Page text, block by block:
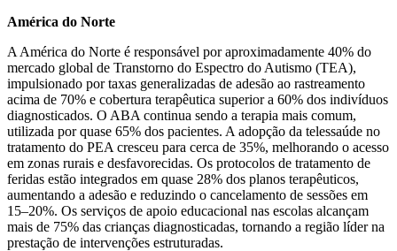
América do Norte
A América do Norte é responsável por aproximadamente 40% do
mercado global de Transtorno do Espectro do Autismo (TEA),
impulsionado por taxas generalizadas de adesão ao rastreamento
acima de 70% e cobertura terapêutica superior a 60% dos indivíduos
diagnosticados. O ABA continua sendo a terapia mais comum,
utilizada por quase 65% dos pacientes. A adopção da telessaúde no
tratamento do PEA cresceu para cerca de 35%, melhorando o acesso
em zonas rurais e desfavorecidas. Os protocolos de tratamento de
feridas estão integrados em quase 28% dos planos terapêuticos,
aumentando a adesão e reduzindo o cancelamento de sessões em
15–20%. Os serviços de apoio educacional nas escolas alcançam
mais de 75% das crianças diagnosticadas, tornando a região líder na
prestação de intervenções estruturadas.